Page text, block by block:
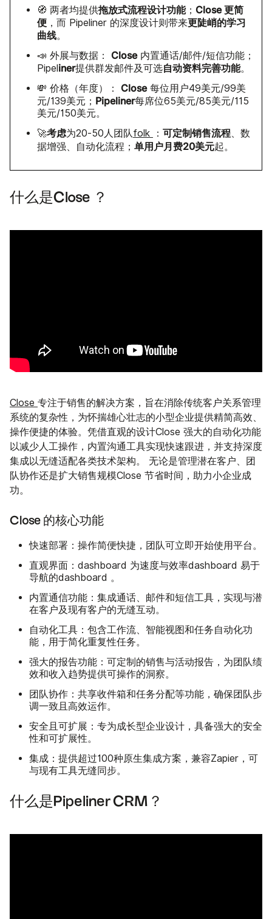
🧭 两者均提供拖放式流程设计功能； Close 更简
便 ，而 Pipeliner 的深度设计则带来更陡峭的学习
曲线。
📣 外展与数据： Close内置通话/邮件/短信功能；
Pipeliner提供群发邮件及可选自动资料完善功能。
💸 价格（年度）： Close每位用户49美元/99美
元/139美元； Pipeliner每席位65美元/85美元/115
美元/150美元。
🚀考虑为20-50人团队folk ： 可定制销售流程 、数
据增强、自动化流程； 单用户月费20美元起。
什么是Close ？
Close 专注于销售的解决方案，旨在消除传统客户关系管理
系统的复杂性，为怀揣雄心壮志的小型企业提供精简高效、
操作便捷的体验。凭借直观的设计Close 强大的自动化功能
以减少人工操作，内置沟通工具实现快速跟进，并支持深度
集成以无缝适配各类技术架构。 无论是管理潜在客户、团
队协作还是扩大销售规模Close 节省时间，助力小企业成
功。
Close 的核心功能
快速部署 ：操作简便快捷，团队可立即开始使用平台。
直观界面 ：dashboard 为速度与效率dashboard 易于
导航的dashboard 。
内置通信功能 ：集成通话、邮件和短信工具，实现与潜
在客户及现有客户的无缝互动。
自动化工具 ：包含工作流、智能视图和任务自动化功
能，用于简化重复性任务。
强大的报告功能 ：可定制的销售与活动报告，为团队绩
效和收入趋势提供可操作的洞察。
团队协作 ：共享收件箱和任务分配等功能，确保团队步
调一致且高效运作。
安全且可扩展 ：专为成长型企业设计，具备强大的安全
性和可扩展性。
集成 ：提供超过100种原生集成方案，兼容Zapier，可
与现有工具无缝同步。
什么是Pipeliner CRM？